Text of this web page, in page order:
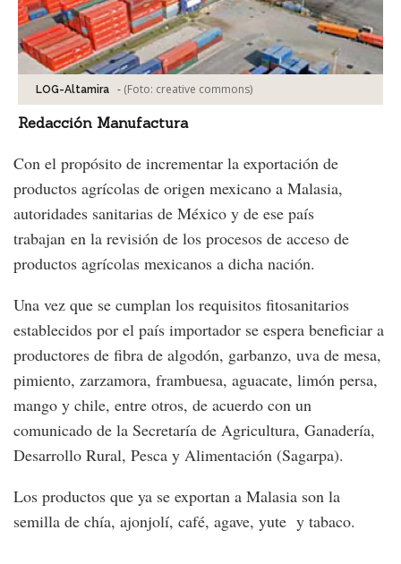
LOG-Altamira - (Foto: creative commons)
Redacción Manufactura
Con el propósito de incrementar la exportación de
productos agrícolas de origen mexicano a Malasia,
autoridades sanitarias de México y de ese país
trabajan en la revisión de los procesos de acceso de
productos agrícolas mexicanos a dicha nación.
Una vez que se cumplan los requisitos fitosanitarios
establecidos por el país importador se espera beneficiar a
productores de fibra de algodón, garbanzo, uva de mesa,
pimiento, zarzamora, frambuesa, aguacate, limón persa,
mango y chile, entre otros, de acuerdo con un
comunicado de la Secretaría de Agricultura, Ganadería,
Desarrollo Rural, Pesca y Alimentación (Sagarpa).
Los productos que ya se exportan a Malasia son la
semilla de chía, ajonjolí, café, agave, yute y tabaco.